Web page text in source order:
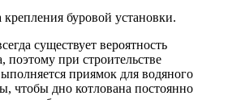
буровой установки.
существует вероятность
поэтому при строительстве
приямок для водяного
чтобы дно котлована постоянно